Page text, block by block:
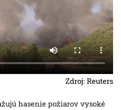
Zdroj: Reuters
hasenie požiarov vysoké